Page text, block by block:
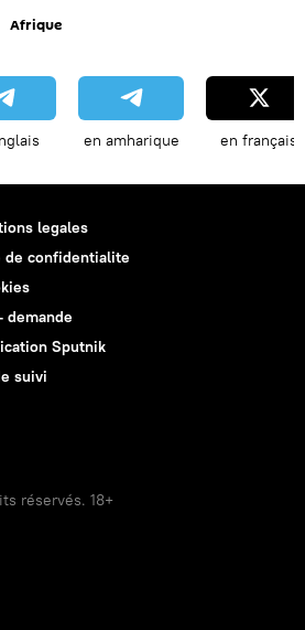
Afrique
en amharique en français
legales
de confidentialite
demande
Sputnik
suivi
réservés. 18+